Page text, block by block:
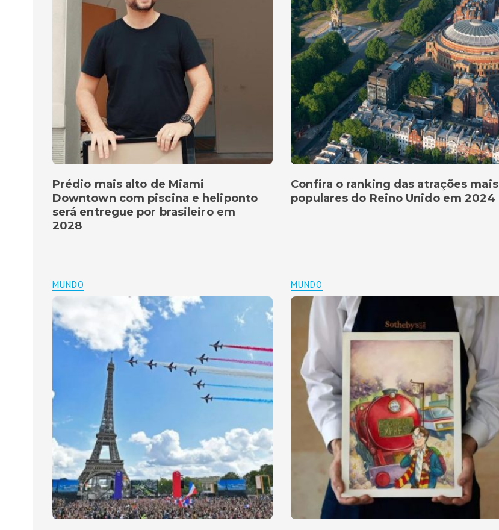
Confira o ranking das atrações mais
populares do Reino Unido em 2024
Prédio mais alto de Miami
Downtown com piscina e heliponto
será entregue por brasileiro em
2028
MUNDO
MUNDO